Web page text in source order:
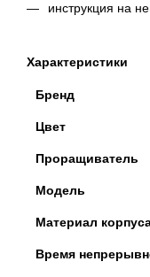
инструкция на
Характеристики
Бренд
Цвет
Проращиватель
Модель
Материал
Время